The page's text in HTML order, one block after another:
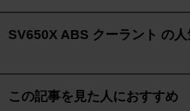
SV650X ABS クーラント の人
この記事を見た人におすすめ